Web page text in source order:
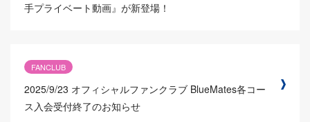
手プライベート動画』が新登場！
FANCLUB
2025/9/23 オフィシャルファンクラブ BlueMates各コー
ス入会受付終了のお知らせ